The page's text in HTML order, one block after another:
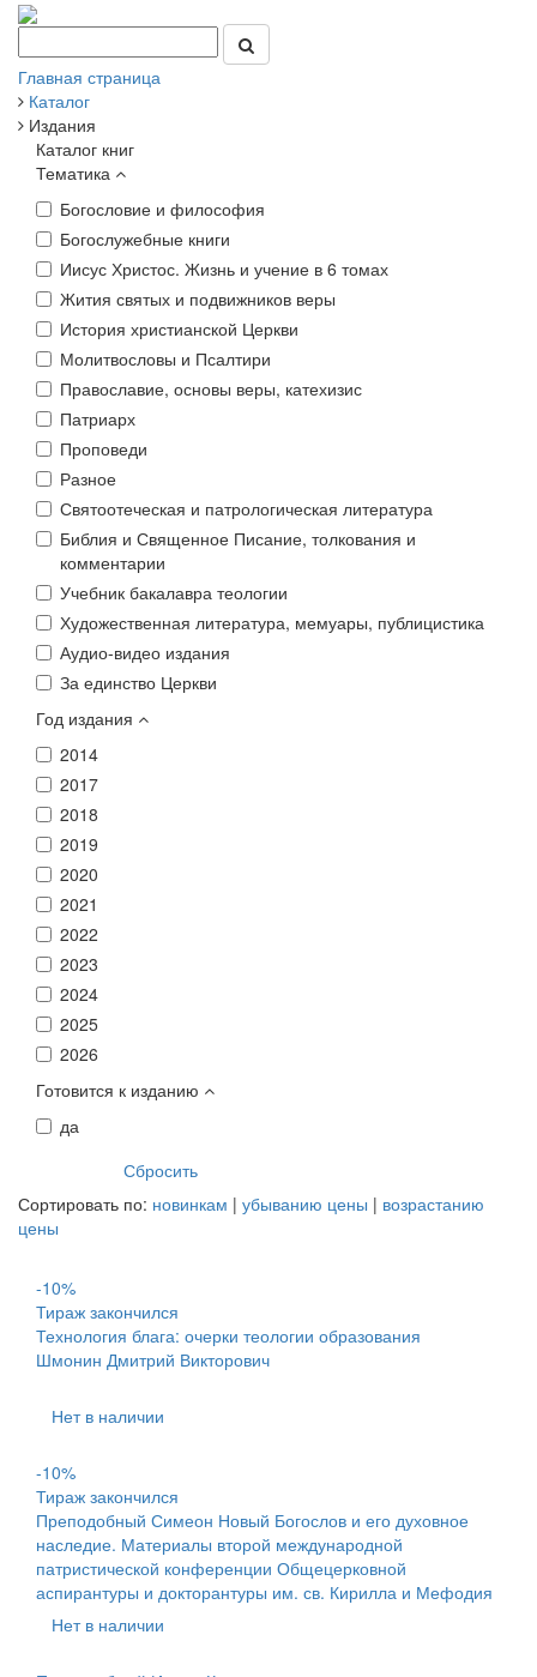
Главная страница
Каталог
Издания
Каталог книг
Тематика
Богословие и философия
Богослужебные книги
Иисус Христос. Жизнь и учение в 6 томах
Жития святых и подвижников веры
История христианской Церкви
Молитвословы и Псалтири
Православие, основы веры, катехизис
Патриарх
Проповеди
Разное
Святоотеческая и патрологическая литература
Библия и Священное Писание, толкования и
комментарии
Учебник бакалавра теологии
Художественная литература, мемуары, публицистика
Аудио-видео издания
За единство Церкви
Год издания
2014
2017
2018
2019
2020
2021
2022
2023
2024
2025
2026
Готовится к изданию
да
Сортировать по: новинкам | убыванию цены | возрастанию
цены
-10%
Тираж закончился
Технология блага: очерки теологии образования
Шмонин Дмитрий Викторович
Нет в наличии
-10%
Тираж закончился
Преподобный Симеон Новый Богослов и его духовное
наследие. Материалы второй международной
патристической конференции Общецерковной
аспирантуры и докторантуры им. св. Кирилла и Мефодия
Нет в наличии